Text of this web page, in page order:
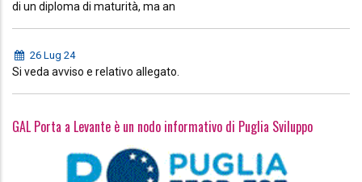
di un diploma di maturità, ma an
26 Lug 24
Si veda avviso e relativo allegato.
GAL Porta a Levante è un nodo informativo di Puglia Sviluppo